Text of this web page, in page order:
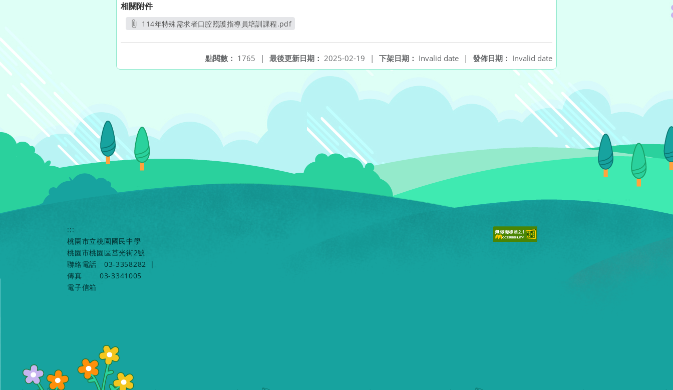
相關附件
114年特殊需求者口腔照護指導員培訓課程.pdf
發佈日期： Invalid date
下架日期： Invalid date |
最後更新日期： 2025-02-19 |
點閱數： 1765 |
:::
桃園市立桃園國民中學
桃園市桃園區莒光街2號
聯絡電話
03-3358282
|
傳真
03-3341005
電子信箱